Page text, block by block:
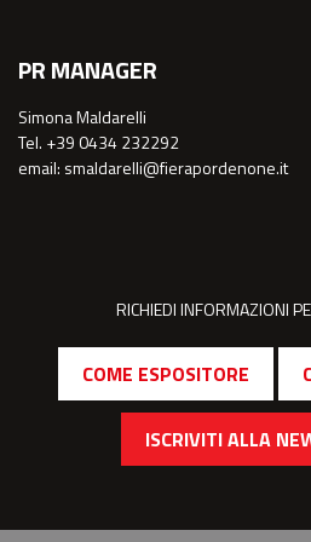
PR MANAGER
Simona Maldarelli
Tel. +39 0434 232292
email: smaldarelli@fierapordenone.it
RICHIEDI INFORMAZIONI
COME ESPOSITORE
ISCRIVITI ALLA